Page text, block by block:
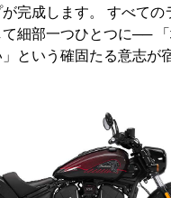
完成します。 すべての
細部一つひとつに── 「
」という確固たる意志が